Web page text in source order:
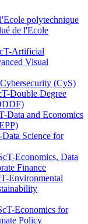
polytechnique
de l'Ecole
Artificial
Visual
(CyS)
Double Degree
Data and Economics
Science for
Economics, Data
Finance
Environmental
Economics for
Policy